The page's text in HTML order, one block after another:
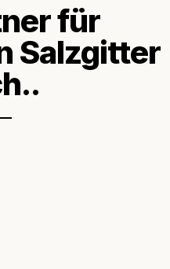
für
Salzgitter